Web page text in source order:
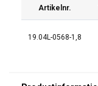
Artikelnr.
19.04L-0568-1,8